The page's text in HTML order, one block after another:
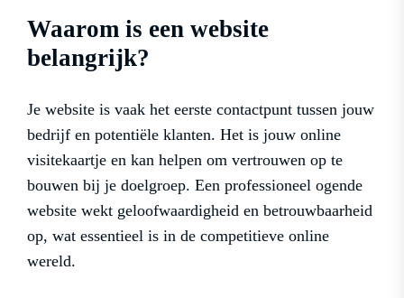
Waarom is een website
belangrijk?
Je website is vaak het eerste contactpunt tussen jouw
bedrijf en potentiële klanten. Het is jouw online
visitekaartje en kan helpen om vertrouwen op te
bouwen bij je doelgroep. Een professioneel ogende
website wekt geloofwaardigheid en betrouwbaarheid
op, wat essentieel is in de competitieve online
wereld.